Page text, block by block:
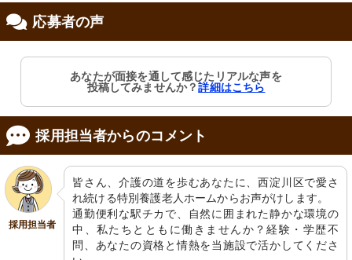
応募者の声
あなたが面接を通して感じたリアルな声を
投稿してみませんか？詳細はこちら
採用担当者からのコメント
採用担当者
皆さん、介護の道を歩むあなたに、西淀川区で愛さ
れ続ける特別養護老人ホームからお声がけします。
通勤便利な駅チカで、自然に囲まれた静かな環境の
中、私たちとともに働きませんか？経験・学歴不
問、あなたの資格と情熱を当施設で活かしてくださ